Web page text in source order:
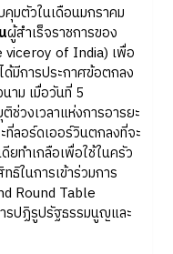
มตัวในเดือนมกราคม
ผู้สำเร็จราชการของ
of India) เพื่อ
มีการประกาศข้อตกลง
าม เมื่อวันที่ 5
วงเวลาแห่งการอารยะ
ลอร์ดเออร์วินตกลงที่จะ
ทำเกลือเพื่อใช้ในครัว
ธิในการเข้าร่วมการ
Round Table
รปฏิรูปรัฐธรรมนูญและ